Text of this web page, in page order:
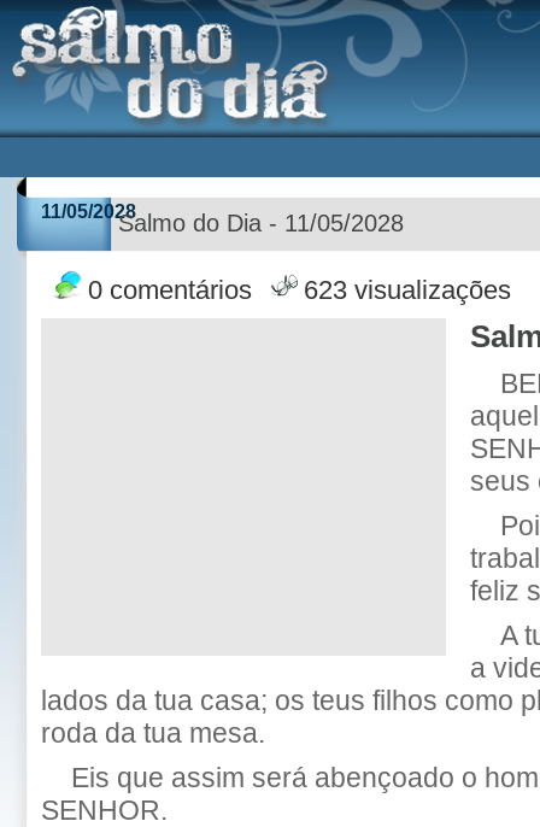
11/05/2028Salmo do Dia - 11/05/2028
0 comentários 623 visualizações
seus
feliz
A
a
lados da tua casa; os teus filhos como
roda da tua mesa.
Eis que assim será abençoado o
SENHOR.